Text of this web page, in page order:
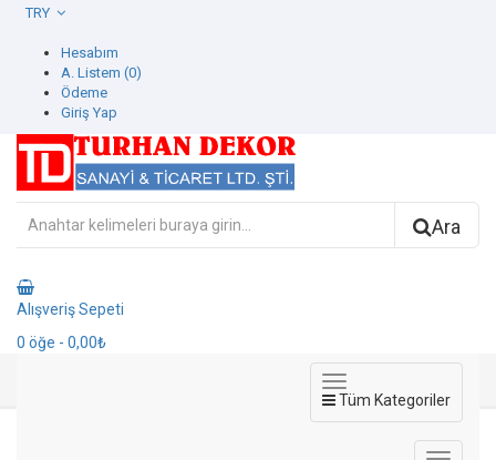
Hesabım
A. Listem (0)
Ödeme
Giriş Yap
Ara
Alışveriş Sepeti
0 öğe - 0,00₺
Tüm Kategoriler